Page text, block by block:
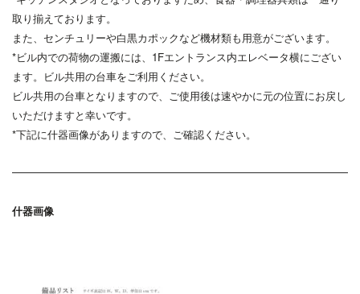
取り揃えております。
また、センチュリーや白黒カポックなど機材類も用意がございます。
*ビル内での荷物の運搬には、 1Fエントランス内エレベータ横にござい
ます。ビル共用の台車をご利用ください。
ビル共用の台車となりますので、 ご使用後は速やかに元の位置にお戻し
いただけますと幸いです。
*下記に什器画像がありますので、ご確認ください。
什器画像